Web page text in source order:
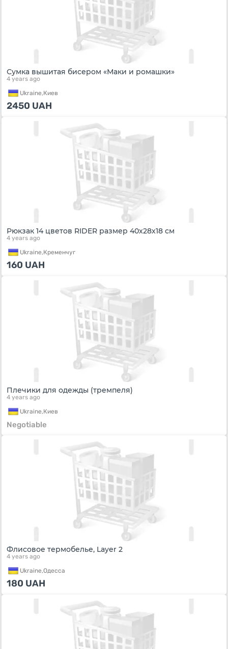
Сумка вышитая бисером «Маки и ромашки»
4 years ago
Ukraine,Киев
2450 UAH
Рюкзак 14 цветов RIDER размер 40х28х18 см
4 years ago
Ukraine,Кременчуг
160 UAH
Плечики для одежды (тремпеля)
4 years ago
Ukraine,Киев
Negotiable
Флисовое термобелье, Layer 2
4 years ago
Ukraine,Одесса
180 UAH